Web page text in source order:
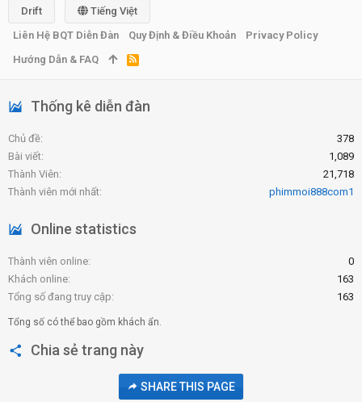
Thống kê diễn đàn
Chủ đề
378
Bài viết
1,089
Thành Viên
21,718
Thành viên mới nhất
phimmoi888com1
Online statistics
Thành viên online
0
Khách online
163
Tổng số đang truy cập
163
Tổng số có thể bao gồm khách ẩn.
Chia sẻ trang này
SHARE THIS PAGE
Drift
Tiếng Việt
Liên Hệ BQT Diễn Đàn
Quy Định & Điều Khoản
Privacy Policy
Hướng Dẫn & FAQ
R
S